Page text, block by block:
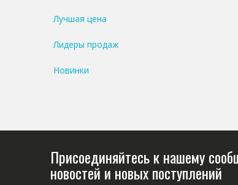
Лучшая цена
Лидеры продаж
Новинки
Присоединяйтесь к нашему
новостей и новых поступлений